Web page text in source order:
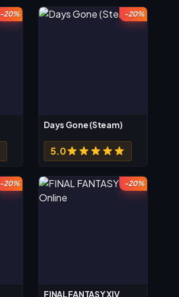
-20% -20%
Days Gone (Steam)
5.0
-20% -20%
FINAL FANTASY XIV